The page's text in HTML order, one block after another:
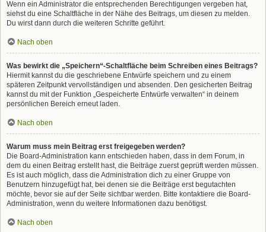
Wenn ein Administrator die entsprechenden Berechtigungen vergeben hat,
siehst du eine Schaltfläche in der Nähe des Beitrags, um diesen zu melden.
Du wirst dann durch die weiteren Schritte geführt.
Nach oben
Was bewirkt die „Speichern“-Schaltfläche beim Schreiben eines Beitrags?
Hiermit kannst du die geschriebene Entwürfe speichern und zu einem
späteren Zeitpunkt vervollständigen und absenden. Den gesicherten Beitrag
kannst du mit der Funktion „Gespeicherte Entwürfe verwalten“ in deinem
persönlichen Bereich erneut laden.
Nach oben
Warum muss mein Beitrag erst freigegeben werden?
Die Board-Administration kann entschieden haben, dass in dem Forum, in
dem du einen Beitrag erstellt hast, die Beiträge zuerst geprüft werden müssen.
Es ist auch möglich, dass die Administration dich zu einer Gruppe von
Benutzern hinzugefügt hat, bei denen sie die Beiträge erst begutachten
möchte, bevor sie auf der Seite sichtbar werden. Bitte kontaktiere die Board-
Administration, wenn du weitere Informationen dazu benötigst.
Nach oben